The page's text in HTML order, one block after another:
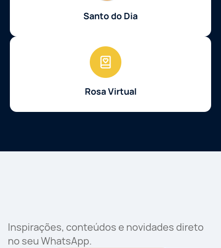
Santo do Dia
Rosa Virtual
Inspirações, conteúdos e novidades direto
no seu WhatsApp.